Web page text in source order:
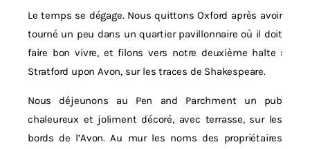
Le temps se dégage. Nous quittons Oxford après avoir
tourné un peu dans un quartier pavillonnaire où il doit
faire bon vivre, et filons vers notre deuxième halte :
Stratford upon Avon, sur les traces de Shakespeare.
Nous déjeunons au Pen and Parchment un pub
chaleureux et joliment décoré, avec terrasse, sur les
bords de l’Avon. Au mur les noms des propriétaires